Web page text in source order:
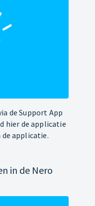
de Support App
hier de applicatie
applicatie.
in de Nero